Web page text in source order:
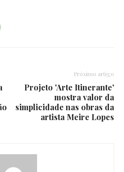
Próximo artigo
Projeto 'Arte Itinerante'
mostra valor da
simplicidade nas obras da
artista Meire Lopes